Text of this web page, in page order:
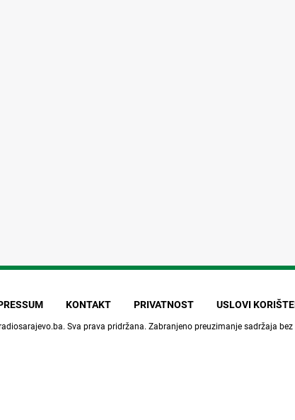
KONTAKT PRIVATNOST USLOVI
. Sva prava pridržana. Zabranjeno preuzimanje sadržaja